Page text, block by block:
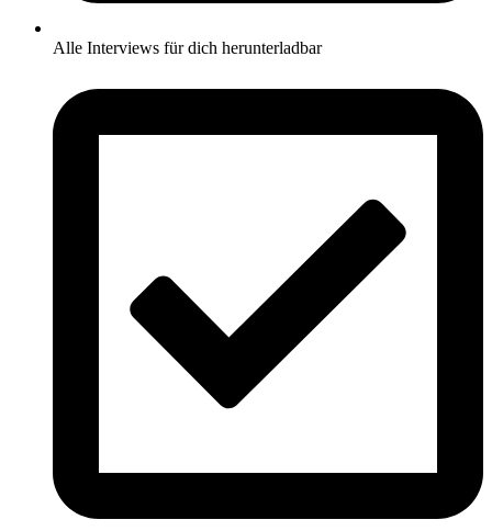
Alle Interviews für dich herunterladbar